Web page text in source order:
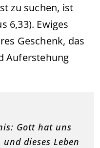
zu suchen, ist
6,33). Ewiges
Geschenk, das
Auferstehung
Gott hat uns
und dieses Leben